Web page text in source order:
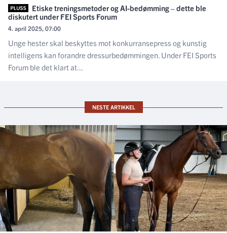
Etiske treningsmetoder og AI-bedømming – dette ble
diskutert under FEI Sports Forum
4. april 2025, 07:00
Unge hester skal beskyttes mot konkurransepress og kunstig
intelligens kan forandre dressurbedømmingen. Under FEI Sports
Forum ble det klart at...
NESTE ARTIKKEL